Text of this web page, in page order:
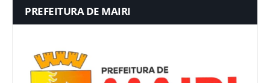
PREFEITURA DE MAIRI